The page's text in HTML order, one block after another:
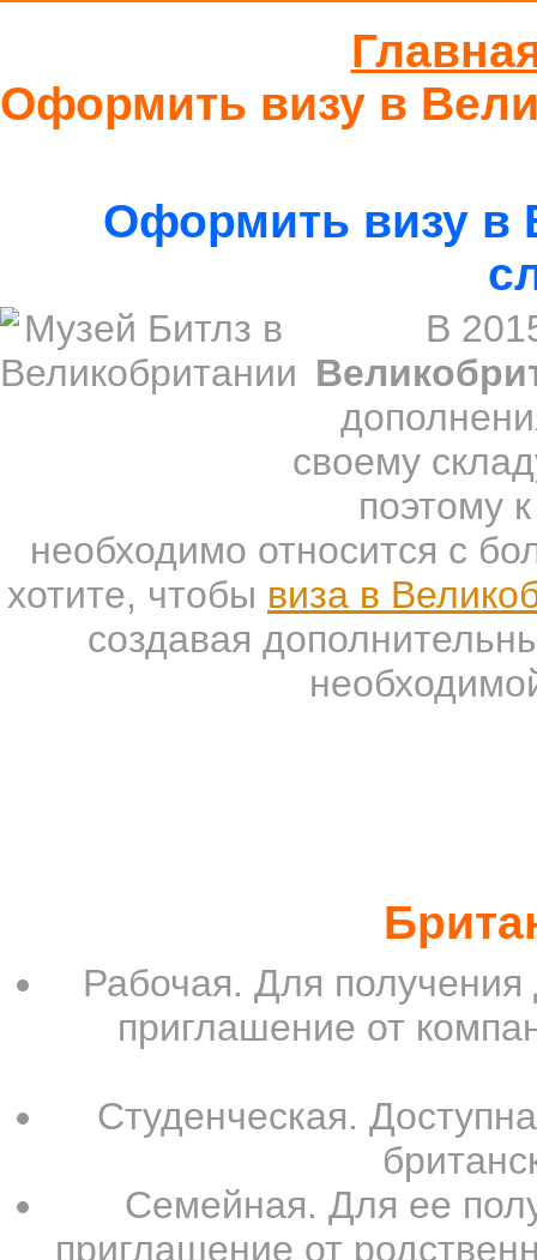
Оформить визу в
Оформить визу в
В
своему
поэтому
необходимо относится с
хотите, чтобы виза в
создавая
Рабочая. Для
приглашение от
Студенческая.
Семейная. Для ее
приглашение от